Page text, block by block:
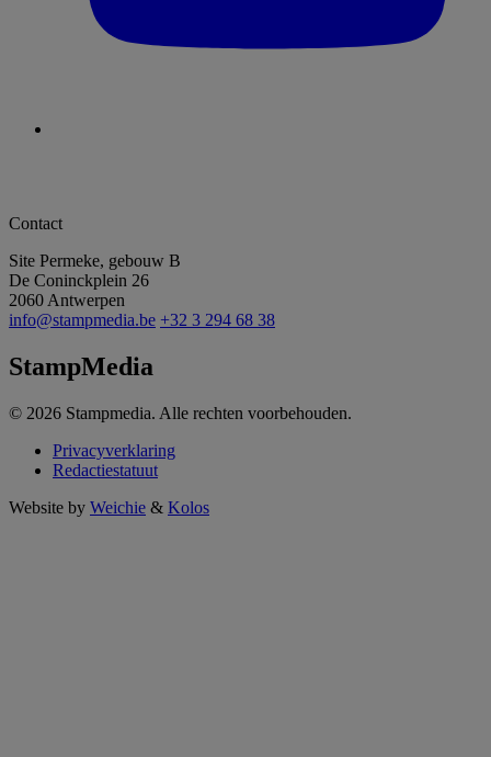
Contact
Site Permeke, gebouw B
De Coninckplein 26
2060 Antwerpen
info@stampmedia.be +32 3 294 68 38
StampMedia
© 2026 Stampmedia. Alle rechten voorbehouden.
Privacyverklaring
Redactiestatuut
Website by Weichie & Kolos